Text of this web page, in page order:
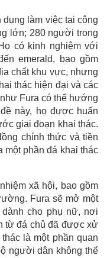
làm việc tại công
lớn; 280 người trong
có kinh nghiệm với
emerald, bao gồm
chất khu vực, nhưng
thác hiện đại và các
Fura có thể hướng
này, họ được huấn
giai đoạn khai thác.
chính thức và tiền
một phần đá khai thác
xã hội, bao gồm
Fura sẽ mở một
cho phụ nữ, nơi
từ đá chủ đã được xử
là một phần quan
người dân không thể